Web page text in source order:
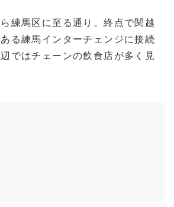
練馬区に至る通り。終点で関越
る練馬インターチェンジに接続
ではチェーンの飲食店が多く見